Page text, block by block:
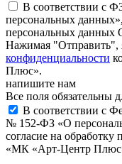
В соответствии с
персональных
персональных
Нажимая "Отправить",
конфиденциальности
Плюс».
напишите нам
Все поля обязательны
В соответствии с
№ 152-ФЗ «О
согласие на
«МК «Арт-Центр